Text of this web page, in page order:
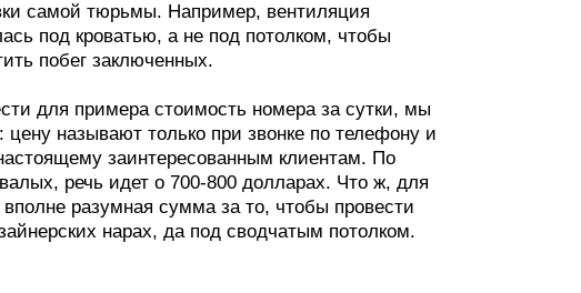
самой тюрьмы. Например, вентиляция
под кроватью, а не под потолком, чтобы
побег заключенных.
для примера стоимость номера за сутки, мы
называют только при звонке по телефону и
заинтересованным клиентам. По
речь идет о 700-800 долларах. Что ж, для
вполне разумная сумма за то, чтобы провести
нарах, да под сводчатым потолком.